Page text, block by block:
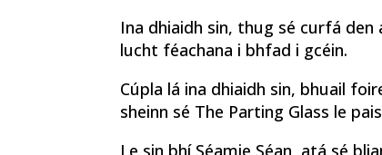
Ina dhiaidh sin, thug sé curfá
lucht féachana i bhfad i gcéin.
Cúpla lá ina dhiaidh sin, bhuail
sheinn sé The Parting Glass le
Le sin bhí Séamie Séan, atá sé